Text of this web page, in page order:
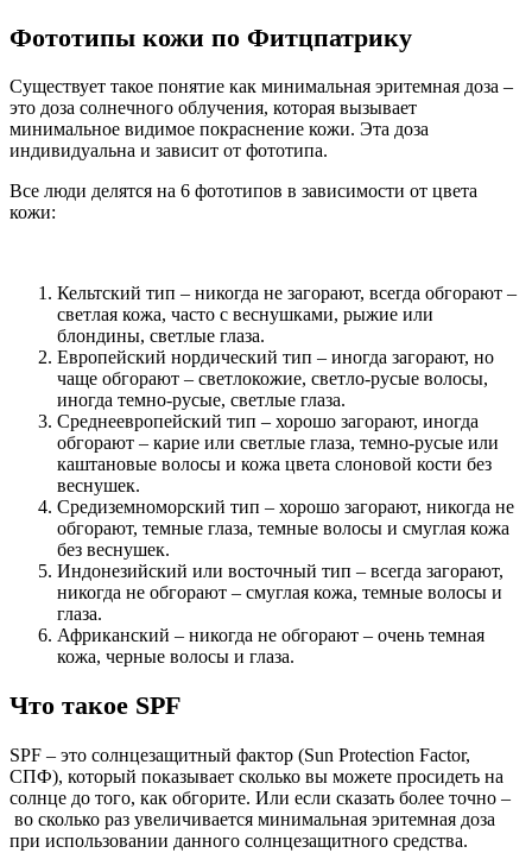
Фототипы кожи по Фитцпатрику
Существует такое понятие как минимальная эритемная доза –
это доза солнечного облучения, которая вызывает
минимальное видимое покраснение кожи. Эта доза
индивидуальна и зависит от фототипа.
Все люди делятся на 6 фототипов в зависимости от цвета
кожи:
Кельтский тип – никогда не загорают, всегда обгорают –
светлая кожа, часто с веснушками, рыжие или
блондины, светлые глаза.
Европейский нордический тип – иногда загорают, но
чаще обгорают – светлокожие, светло-русые волосы,
иногда темно-русые, светлые глаза.
Среднеевропейский тип – хорошо загорают, иногда
обгорают – карие или светлые глаза, темно-русые или
каштановые волосы и кожа цвета слоновой кости без
веснушек.
Средиземноморский тип – хорошо загорают, никогда не
обгорают, темные глаза, темные волосы и смуглая кожа
без веснушек.
Индонезийский или восточный тип – всегда загорают,
никогда не обгорают – смуглая кожа, темные волосы и
глаза.
Африканский – никогда не обгорают – очень темная
кожа, черные волосы и глаза.
Что такое SPF
SPF – это солнцезащитный фактор (Sun Protection Factor,
СПФ), который показывает сколько вы можете просидеть на
солнце до того, как обгорите. Или если сказать более точно –
во сколько раз увеличивается минимальная эритемная доза
при использовании данного солнцезащитного средства.